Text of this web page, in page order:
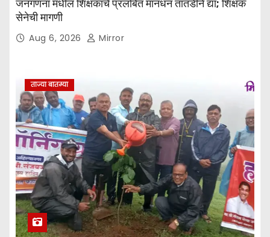
जनगणना मधील शिक्षकांचे प्रलंबित मानधन तातडीने द्या; शिक्षक
सेनेची मागणी
Aug 6, 2026 Mirror
ताज्या बातम्या